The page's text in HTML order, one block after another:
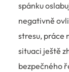
spánku
negativně
stresu, práce
situaci ještě
bezpečného